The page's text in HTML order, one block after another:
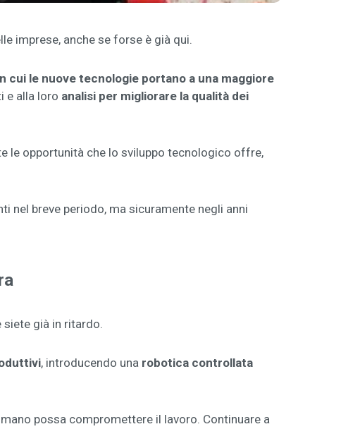
imprese, anche se forse è già qui.
cui le nuove tecnologie portano a una maggiore
e alla loro analisi per migliorare la qualità dei
le opportunità che lo sviluppo tecnologico offre,
nel breve periodo, ma sicuramente negli anni
siete già in ritardo.
, introducendo una robotica controllata
possa compromettere il lavoro. Continuare a